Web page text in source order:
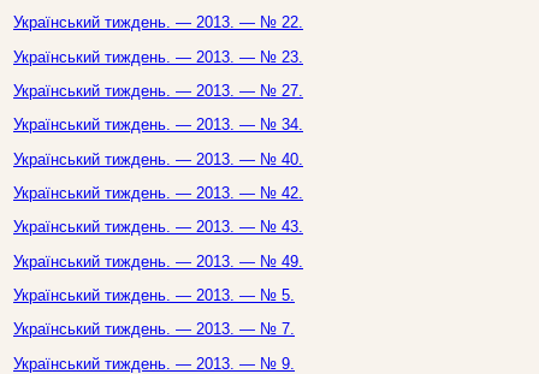
Український тиждень. — 2013. — № 22.
Український тиждень. — 2013. — № 23.
Український тиждень. — 2013. — № 27.
Український тиждень. — 2013. — № 34.
Український тиждень. — 2013. — № 40.
Український тиждень. — 2013. — № 42.
Український тиждень. — 2013. — № 43.
Український тиждень. — 2013. — № 49.
Український тиждень. — 2013. — № 5.
Український тиждень. — 2013. — № 7.
Український тиждень. — 2013. — № 9.